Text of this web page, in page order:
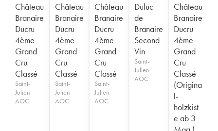
Château
Branaire
Ducru
4ème
Grand
Cru
Classé
Saint-
Julien
AOC
Château
Branaire
Ducru
4ème
Grand
Cru
Classé
Saint-
Julien
AOC
Château
Branaire
Ducru
4ème
Grand
Cru
Classé
Saint-
Julien
AOC
Duluc
de
Branaire
Second
Vin
Saint-
Julien
AOC
Château
Branaire
Ducru
4ème
Grand
Cru
Classé
(Origina
l-
holzkist
e ab 3